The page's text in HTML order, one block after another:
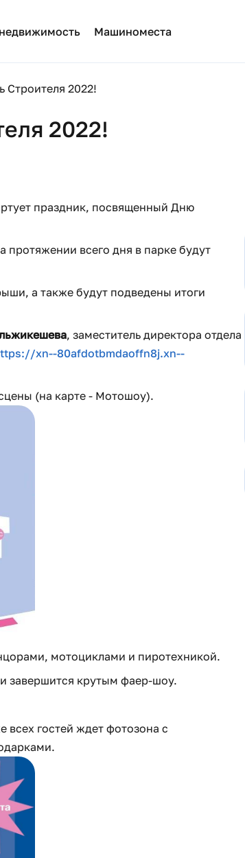
Машиноместа
Строителя 2022!
2022!
праздник, посвященный Дню
протяжении всего дня в парке будут
а также будут подведены итоги
, заместитель директора отдела
xn--80afdotbmdaoffn8j.xn--
(на карте - Мотошоу).
мотоциклами и пиротехникой.
завершится крутым фаер-шоу.
гостей ждет фотозона с